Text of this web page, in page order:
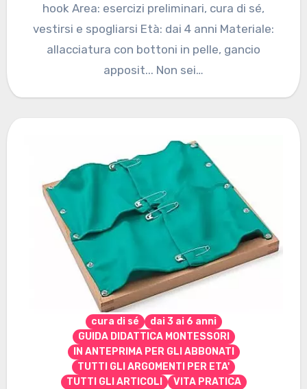
hook Area: esercizi preliminari, cura di sé,
vestirsi e spogliarsi Età: dai 4 anni Materiale:
allacciatura con bottoni in pelle, gancio
apposit... Non sei…
cura di sé
dai 3 ai 6 anni
GUIDA DIDATTICA MONTESSORI
IN ANTEPRIMA PER GLI ABBONATI
TUTTI GLI ARGOMENTI PER ETA'
TUTTI GLI ARTICOLI
VITA PRATICA